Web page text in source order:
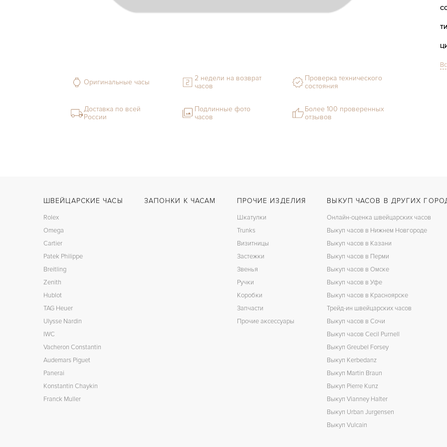
Оригинальные часы
2 недели на возврат
часов
Проверка технического
состояния
Доставка по всей
России
Подлинные фото
часов
Более 100 проверенных
отзывов
ШВЕЙЦАРСКИЕ ЧАСЫ
Rolex
Omega
Cartier
Patek Philippe
Breitling
Zenith
Hublot
TAG Heuer
Ulysse Nardin
IWC
Vacheron Constantin
Audemars Piguet
Panerai
Konstantin Chaykin
Franck Muller
ЗАПОНКИ К ЧАСАМ ПРОЧИЕ ИЗДЕЛИЯ
Шкатулки
Trunks
Визитницы
Застежки
Звенья
Ручки
Коробки
Запчасти
Прочие аксессуары
ВЫКУП ЧАСОВ В ДРУГИХ
Онлайн-оценка швейцарских часов
Выкуп часов в Нижнем Новгороде
Выкуп часов в Казани
Выкуп часов в Перми
Выкуп часов в Омске
Выкуп часов в Уфе
Выкуп часов в Красноярске
Трейд-ин швейцарских часов
Выкуп часов в Сочи
Выкуп часов Cecil Purnell
Выкуп Greubel Forsey
Выкуп Kerbedanz
Выкуп Martin Braun
Выкуп Pierre Kunz
Выкуп Vianney Halter
Выкуп Urban Jurgensen
Выкуп Vulcain